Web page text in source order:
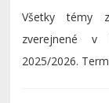
Všetky témy
zverejnené v
2025/2026.